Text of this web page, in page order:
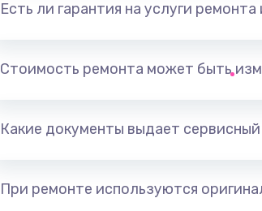
Замена контроллер питания
Замена датчиков управления,
Есть ли гарантия на услуги
Стоимость ремонта может быть
Какие документы выдает
При ремонте используются